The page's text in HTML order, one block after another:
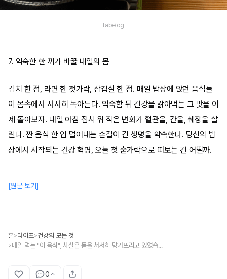
tabelog
7. 익숙한 한 끼가 바꿀 내일의 몸
김치 한 점, 라면 한 젓가락, 삼겹살 한 점. 매일 밥상에 앉던 음식들
이 몸속에서 서서히 녹아든다. 익숙함 뒤 건강을 갉아먹는 그 맛을 이
제 돌아보자. 내일 아침 접시 위 작은 변화가 혈관을, 간을, 췌장을 살
린다. 짠 음식 한 입 덜어내는 손길이 긴 생명을 약속한다. 당신의 밥
상에서 시작되는 건강 혁명, 오늘 첫 숟가락으로 떠보는 건 어떨까.
[원문 보기]
홈>라이프>건강의 모든 것
> 매일 먹는 "이 음식", 사실은 몸을 서서히 망가뜨리고 있었습니다.
0